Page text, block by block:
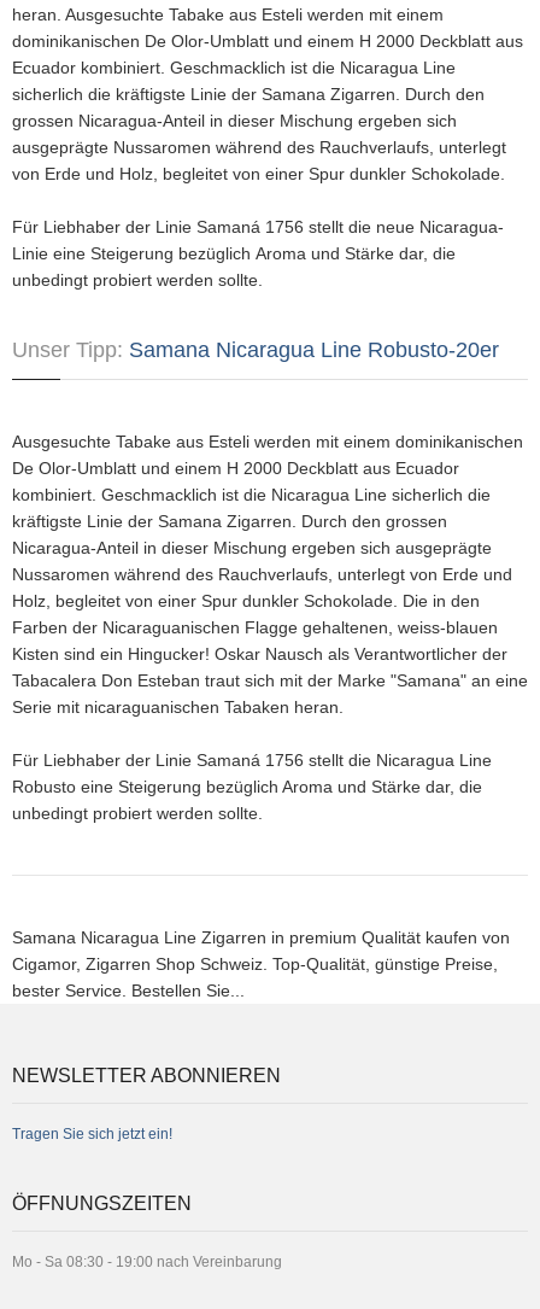
heran. Ausgesuchte Tabake aus Esteli werden mit einem
dominikanischen De Olor-Umblatt und einem H 2000 Deckblatt aus
Ecuador kombiniert. Geschmacklich ist die Nicaragua Line
sicherlich die kräftigste Linie der Samana Zigarren. Durch den
grossen Nicaragua-Anteil in dieser Mischung ergeben sich
ausgeprägte Nussaromen während des Rauchverlaufs, unterlegt
von Erde und Holz, begleitet von einer Spur dunkler Schokolade.
Für Liebhaber der Linie Samaná 1756 stellt die neue Nicaragua-
Linie eine Steigerung bezüglich Aroma und Stärke dar, die
unbedingt probiert werden sollte.
Unser Tipp: Samana Nicaragua Line Robusto-20er
Ausgesuchte Tabake aus Esteli werden mit einem dominikanischen
De Olor-Umblatt und einem H 2000 Deckblatt aus Ecuador
kombiniert. Geschmacklich ist die Nicaragua Line sicherlich die
kräftigste Linie der Samana Zigarren. Durch den grossen
Nicaragua-Anteil in dieser Mischung ergeben sich ausgeprägte
Nussaromen während des Rauchverlaufs, unterlegt von Erde und
Holz, begleitet von einer Spur dunkler Schokolade. Die in den
Farben der Nicaraguanischen Flagge gehaltenen, weiss-blauen
Kisten sind ein Hingucker! Oskar Nausch als Verantwortlicher der
Tabacalera Don Esteban traut sich mit der Marke "Samana" an eine
Serie mit nicaraguanischen Tabaken heran.
Für Liebhaber der Linie Samaná 1756 stellt die Nicaragua Line
Robusto eine Steigerung bezüglich Aroma und Stärke dar, die
unbedingt probiert werden sollte.
Samana Nicaragua Line Zigarren in premium Qualität kaufen von
Cigamor, Zigarren Shop Schweiz. Top-Qualität, günstige Preise,
bester Service. Bestellen Sie...
NEWSLETTER ABONNIEREN
Tragen Sie sich jetzt ein!
ÖFFNUNGSZEITEN
Mo - Sa 08:30 - 19:00 nach Vereinbarung